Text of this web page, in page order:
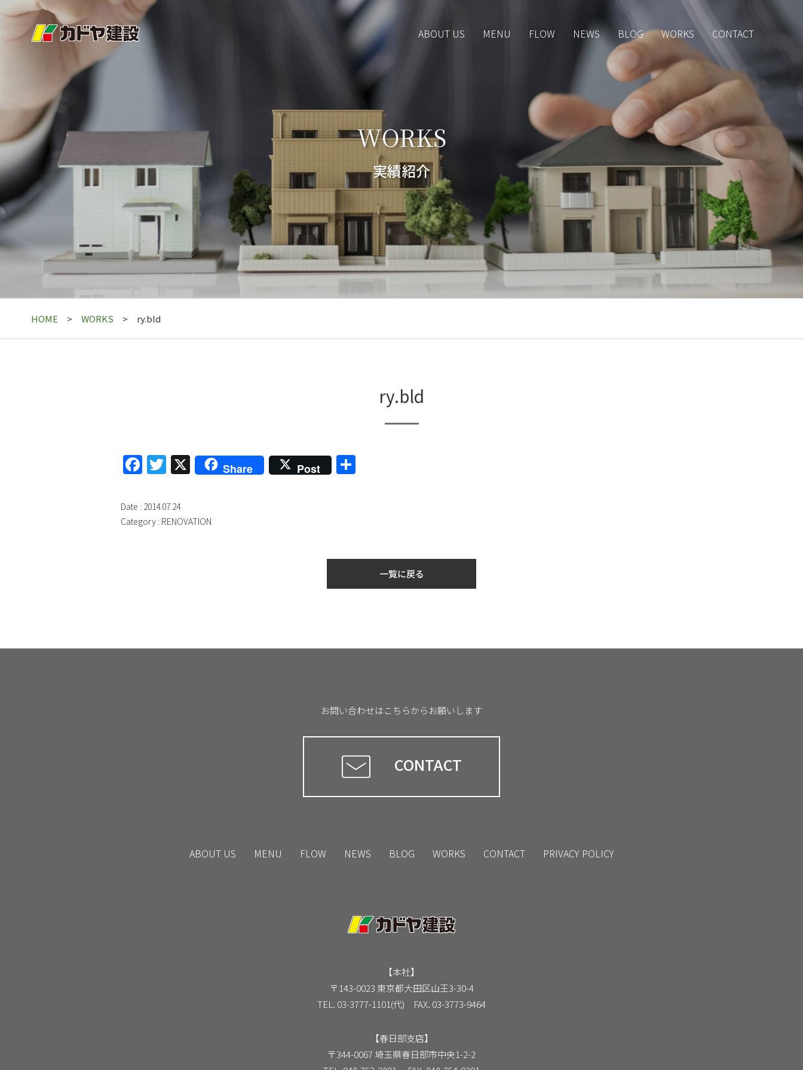
ABOUT US MENU FLOW NEWS BLOG WORKS CONTACT
WORKS
実績紹介
HOME WORKS ry.bld
ry.bld
Facebook
Twitter
X Share Post
Date : 2014.07.24
Category : RENOVATION
一覧に戻る
お問い合わせはこちらからお願いします
CONTACT
ABOUT US MENU FLOW NEWS BLOG WORKS CONTACT PRIVACY POLICY
【本社】
〒143-0023 東京都大田区山王3-30-4
TEL. 03-3777-1101(代) FAX. 03-3773-9464
【春日部支店】
〒344-0067 埼玉県春日部市中央1-2-2